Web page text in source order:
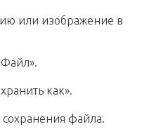
или изображение в
как».
файла.